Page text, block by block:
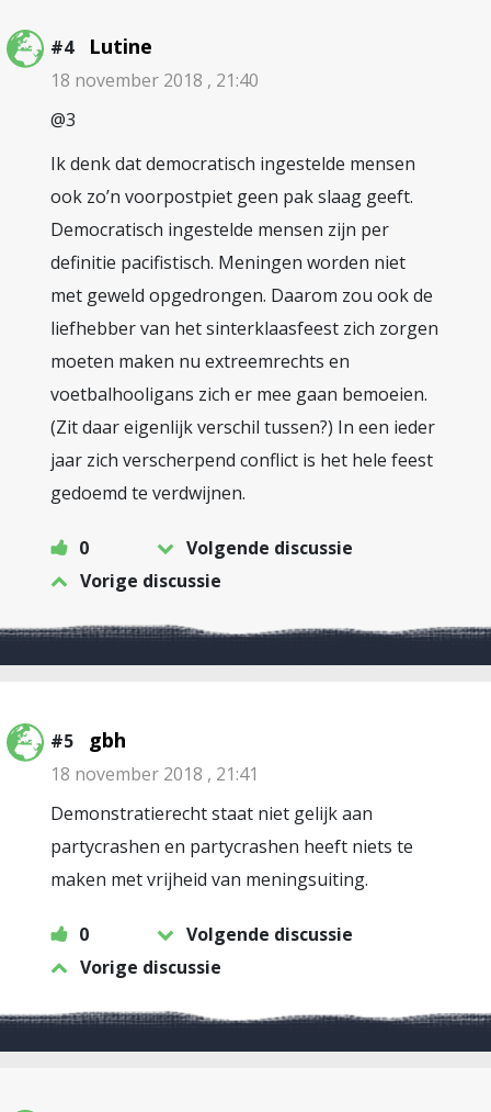
#4 Lutine
18 november 2018 , 21:40
@3
Ik denk dat democratisch ingestelde mensen
ook zo’n voorpostpiet geen pak slaag geeft.
Democratisch ingestelde mensen zijn per
definitie pacifistisch. Meningen worden niet
met geweld opgedrongen. Daarom zou ook de
liefhebber van het sinterklaasfeest zich zorgen
moeten maken nu extreemrechts en
voetbalhooligans zich er mee gaan bemoeien.
(Zit daar eigenlijk verschil tussen?) In een ieder
jaar zich verscherpend conflict is het hele feest
gedoemd te verdwijnen.
0
Volgende discussie
Vorige discussie
#5 gbh
18 november 2018 , 21:41
Demonstratierecht staat niet gelijk aan
partycrashen en partycrashen heeft niets te
maken met vrijheid van meningsuiting.
0
Volgende discussie
Vorige discussie